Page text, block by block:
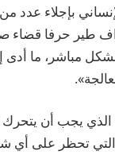
بإجلاء عدد
طير حرفا
يجب أن يتحرك
التي تحظر